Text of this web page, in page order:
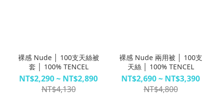
裸感 Nude │ 100支天絲被
套 │ 100% TENCEL
NT$2,290 ~ NT$2,890
NT$4,130
裸感 Nude 兩用被 │ 100支
天絲 │ 100% TENCEL
NT$2,690 ~ NT$3,390
NT$4,800